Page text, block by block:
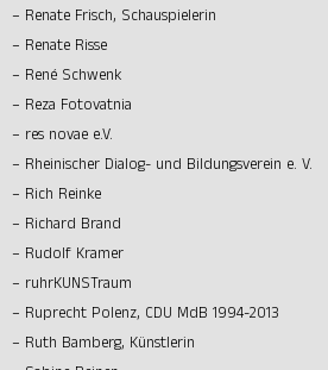
– Renate Frisch, Schauspielerin
– Renate Risse
– René Schwenk
– Reza Fotovatnia
– res novae e.V.
– Rheinischer Dialog- und Bildungsverein e. V.
– Rich Reinke
– Richard Brand
– Rudolf Kramer
– ruhrKUNSTraum
– Ruprecht Polenz, CDU MdB 1994-2013
– Ruth Bamberg, Künstlerin